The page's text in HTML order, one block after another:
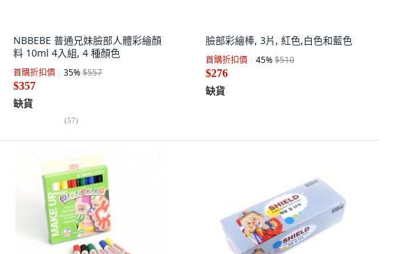
NBBEBE 普通兄妹臉部人體彩繪顏
料 10ml 4入組, 4 種顏色
首購折扣價 35%$557
$357
缺貨
(57)
臉部彩繪棒, 3片, 紅色,白色和藍色
首購折扣價 45%$510
$276
缺貨